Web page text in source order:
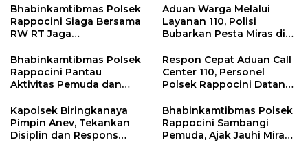
Keributan
Bhabinkamtibmas Polsek
Rappocini Siaga Bersama
RW RT Jaga
Aduan Warga Melalui
Layanan 110, Polisi
Bubarkan Pesta Miras di
Bhabinkamtibmas Polsek
Rappocini Pantau
Aktivitas Pemuda dan
Kamtibmas
Respon Cepat Aduan Call
Center 110, Personel
Polsek Rappocini Datangi
Kapolsek Biringkanaya
Pimpin Anev, Tekankan
Disiplin dan Respons
Bhabinkamtibmas Polsek
Rappocini Sambangi
Pemuda, Ajak Jauhi Miras,